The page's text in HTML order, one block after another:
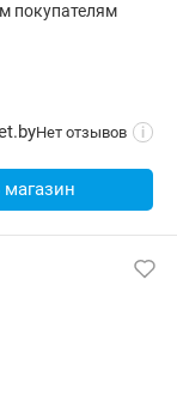
покупателям
Нет отзывов i
магазин